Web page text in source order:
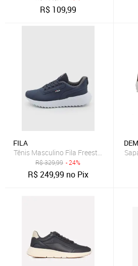
R$ 109,99
FILA
Tênis Masculino Fila Freestyle II Azul
R$329,99 - 24%
R$249,99 no Pix